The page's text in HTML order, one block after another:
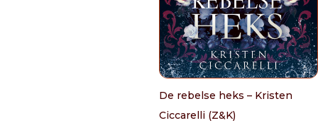
De rebelse heks – Kristen
Ciccarelli (Z&K)